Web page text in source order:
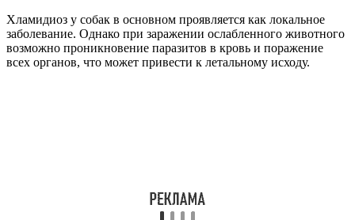
Хламидиоз у собак в основном проявляется как локальное
заболевание. Однако при заражении ослабленного животного
возможно проникновение паразитов в кровь и поражение
всех органов, что может привести к летальному исходу.